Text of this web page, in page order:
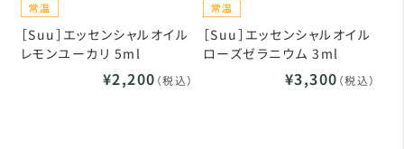
［Suu］エッセンシャルオイル
レモンユーカリ 5ml
¥2,200 （税込）
［Suu］エッセンシャルオイル
ローズゼラニウム 3ml
¥3,300 （税込）